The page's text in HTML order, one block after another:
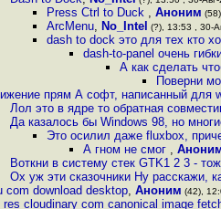
Press Ctrl to Duck , Аноним
ArcMenu, No_Intel (?), 13:53 , 30-
dash to dock это для тех кто
dash-to-panel очень
А как сделать
Поверни
прям А софт, написанный для
Лол это в ядре то обратная
Да казалось бы Windows 98, но
Это осилил даже fluxbox,
А гном не смог ,
Воткни в систему стек GTK1 2 3 -
Ох уж эти сказочники Ну расскажи,
com download desktop, Аноним (42),
res cloudinary com canonical image